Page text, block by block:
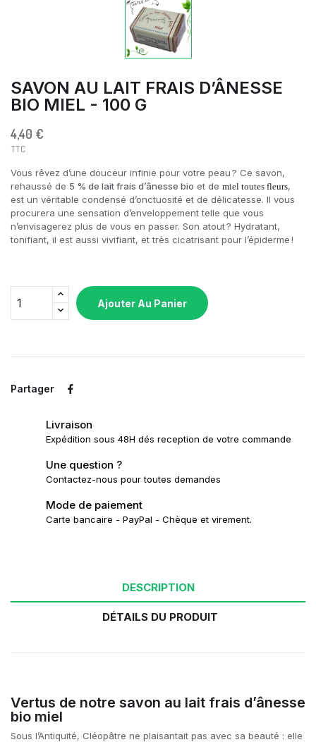
SAVON AU LAIT FRAIS D’ÂNESSE
BIO MIEL - 100 G
4,40 €
TTC
Vous rêvez d’une douceur infinie pour votre peau ? Ce savon,
rehaussé de 5 % de lait frais d’ânesse bio et de miel toutes fleurs,
est un véritable condensé d’onctuosité et de délicatesse. Il vous
procurera une sensation d’enveloppement telle que vous
n’envisagerez plus de vous en passer. Son atout ? Hydratant,
tonifiant, il est aussi vivifiant, et très cicatrisant pour l’épiderme !
Ajouter Au Panier
Partager
Livraison
Expédition sous 48H dés reception de votre commande
Une question ?
Contactez-nous pour toutes demandes
Mode de paiement
Carte bancaire - PayPal - Chèque et virement.
DESCRIPTION
DÉTAILS DU PRODUIT
Vertus de notre savon au lait frais d’ânesse
bio miel
Sous l’Antiquité, Cléopâtre ne plaisantait pas avec sa beauté : elle